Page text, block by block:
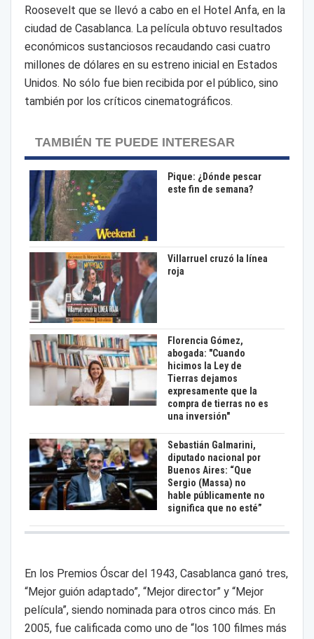
Roosevelt que se llevó a cabo en el Hotel Anfa, en la
ciudad de Casablanca. La película obtuvo resultados
económicos sustanciosos recaudando casi cuatro
millones de dólares en su estreno inicial en Estados
Unidos. No sólo fue bien recibida por el público, sino
también por los críticos cinematográficos.
TAMBIÉN TE PUEDE INTERESAR
Pique: ¿Dónde pescar
este fin de semana?
Villarruel cruzó la línea
roja
Florencia Gómez,
abogada: "Cuando
hicimos la Ley de
Tierras dejamos
expresamente que la
compra de tierras no es
una inversión"
Sebastián Galmarini,
diputado nacional por
Buenos Aires: “Que
Sergio (Massa) no
hable públicamente no
significa que no esté”
En los Premios Óscar del 1943, Casablanca ganó tres,
“Mejor guión adaptado”, “Mejor director” y “Mejor
película”, siendo nominada para otros cinco más. En
2005, fue calificada como uno de “los 100 filmes más